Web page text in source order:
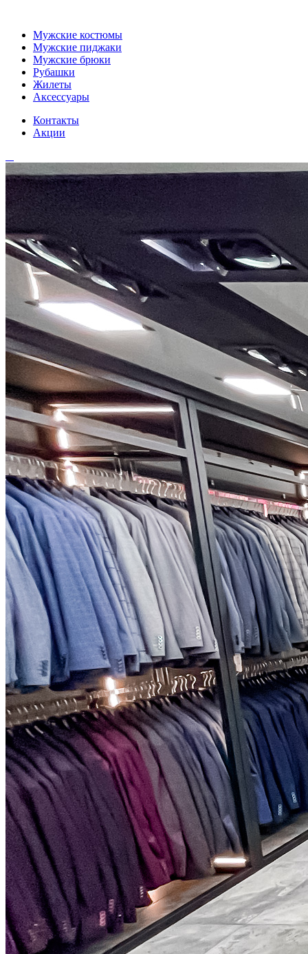
Мужские костюмы
Мужские пиджаки
Мужские брюки
Рубашки
Жилеты
Аксессуары
Контакты
Акции